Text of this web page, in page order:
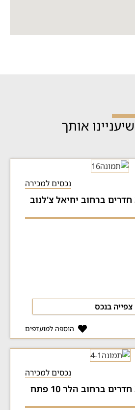
אותך
נכסים למכירה
למכירה: דירת 3 חדרים ברחוב יחיאל צ'לנוב
צפייה בנכס
הוספה למועדפים
נכסים למכירה
למכירה: דירת 3 חדרים ברחוב הלר 10 פתח